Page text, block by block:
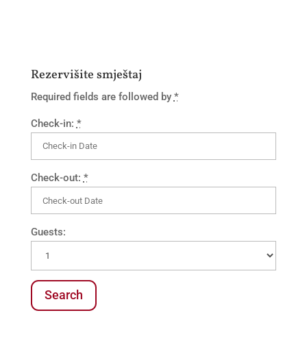
Rezervišite smještaj
Required fields are followed by *
Check-in: *
Check-out: *
Guests: